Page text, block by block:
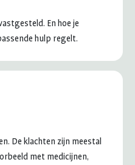
En hoe je
hulp regelt.
De klachten zijn meestal
met medicijnen,